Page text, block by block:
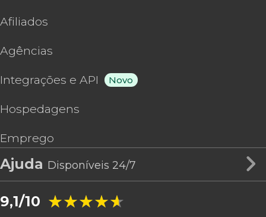
Afiliados
Agências
Integrações e API Novo
Hospedagens
Emprego
Ajuda Disponíveis 24/7
9,1/10 ★★★★★
★★★★★